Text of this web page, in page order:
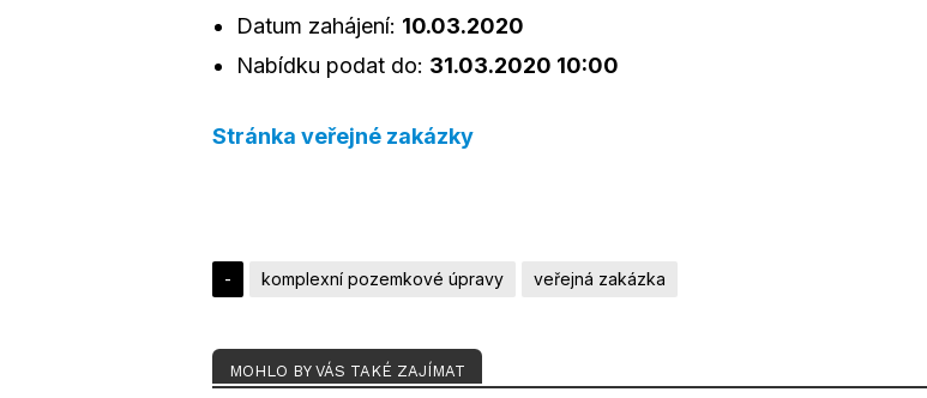
Datum zahájení: 10.03.2020
Nabídku podat do: 31.03.2020 10:00
Stránka veřejné zakázky
- komplexní pozemkové úpravy veřejná zakázka
MOHLO BY VÁS TAKÉ ZAJÍMAT